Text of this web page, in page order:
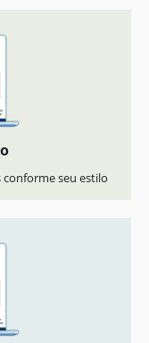
seu estilo